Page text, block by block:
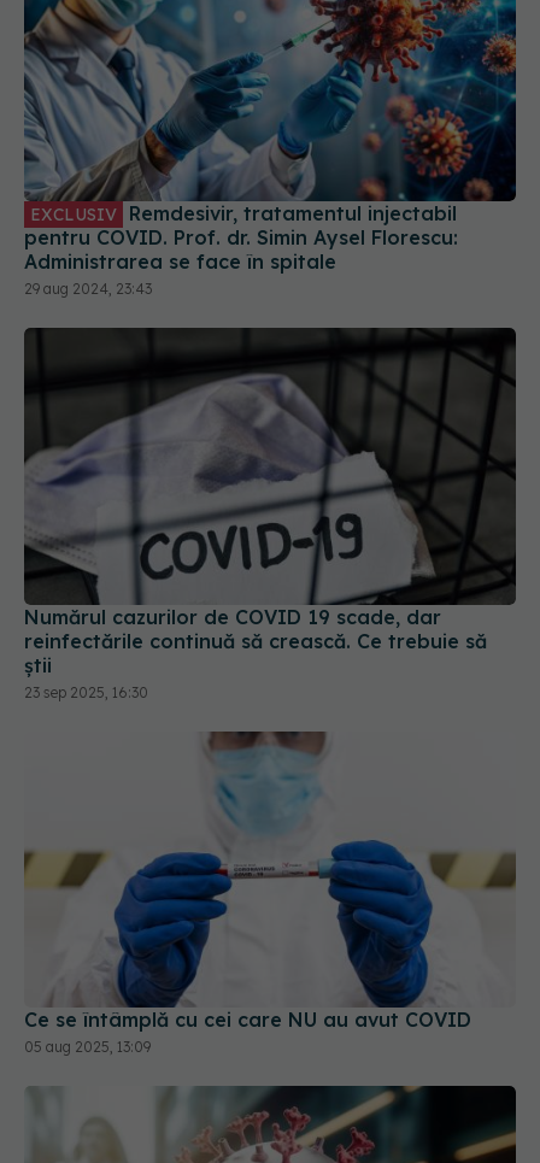
EXCLUSIV
pentru COVID. Prof. dr. Simin Aysel Florescu:
Administrarea se face în spitale
29 aug 2024, 23:43
Numărul cazurilor de COVID 19 scade, dar
reinfectările continuă să crească. Ce trebuie să
știi
23 sep 2025, 16:30
Ce se întâmplă cu cei care NU au avut COVID
05 aug 2025, 13:09